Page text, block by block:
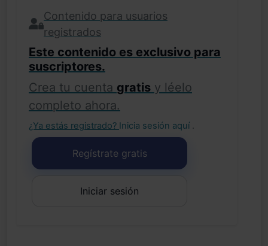
Contenido para usuarios
registrados
Este contenido es exclusivo para
suscriptores.
Crea tu cuenta gratis y léelo
completo ahora.
¿Ya estás registrado? Inicia sesión aquí .
Regístrate gratis
Iniciar sesión